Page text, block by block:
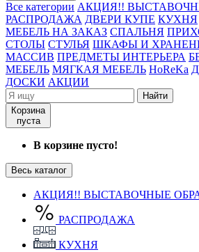
Все категории АКЦИЯ!!
РАСПРОДАЖА ДВЕРИ КУПЕ КУХНЯ
МЕБЕЛЬ НА ЗАКАЗ СПАЛЬНЯ
СТОЛЫ СТУЛЬЯ ШКАФЫ И
МАССИВ ПРЕДМЕТЫ ИНТЕРЬЕРА
МЕБЕЛЬ МЯГКАЯ МЕБЕЛЬ HoReKa
ДОСКИ АКЦИИ
Найти
Корзина
пуста
В корзине пусто!
Весь каталог
АКЦИЯ!! ВЫСТАВОЧНЫЕ
РАСПРОДАЖА
КУХНЯ